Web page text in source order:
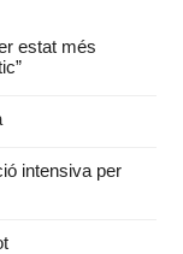
estat més
intensiva per